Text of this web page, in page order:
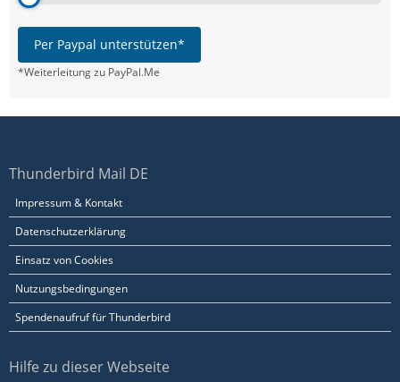
Per Paypal unterstützen*
*Weiterleitung zu PayPal.Me
Thunderbird Mail DE
Impressum & Kontakt
Datenschutzerklärung
Einsatz von Cookies
Nutzungsbedingungen
Spendenaufruf für Thunderbird
Hilfe zu dieser Webseite